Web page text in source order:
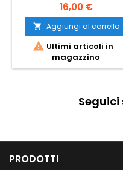
16,00 €
 Aggiungi al carrello
 Ultimi articoli in
magazzino
Seguici
PRODOTTI